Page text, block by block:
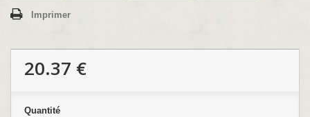
Imprimer
20.37 €
Quantité